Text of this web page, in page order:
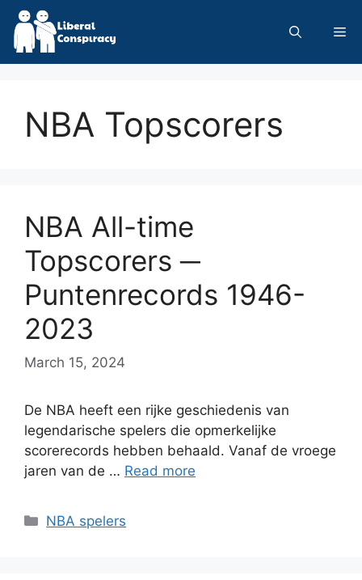
Skip
content
NBA Topscorers
NBA All-time
Topscorers ─
Puntenrecords 1946-
2023
March 15, 2024
De NBA heeft een rijke geschiedenis van
legendarische spelers die opmerkelijke
scorerecords hebben behaald. Vanaf de vroege
jaren van de … Read more
Categories
NBA spelers